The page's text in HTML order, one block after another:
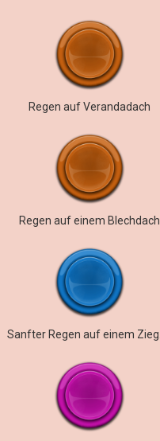
Regen auf Verandadach
Regen auf einem Blechdach